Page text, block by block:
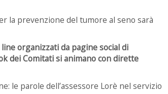
la prevenzione del tumore al seno sarà
organizzati da pagine social di
dei Comitati si animano con dirette
le parole dell’assessore Lorè nel servizio